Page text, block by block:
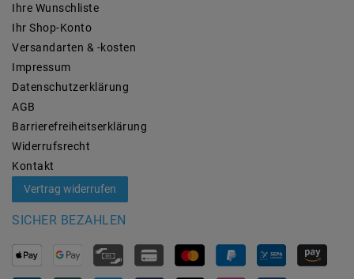
Ihre Wunschliste
Ihr Shop-Konto
Versandarten & -kosten
Impressum
Daten­schutz­erklärung
AGB
Barrierefreiheitserklärung
Widerrufs­recht
Kontakt
Vertrag widerrufen
SICHER BEZAHLEN